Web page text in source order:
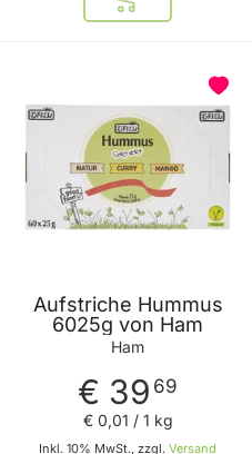
In den
Aufstriche Hummus
6025g von Ham
Ham
€ 39 69
Inkl. 10% MwSt., zzgl. Versand
€ 0,01 / 1 kg